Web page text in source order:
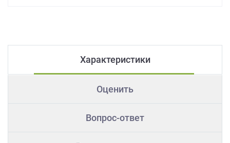
Характеристики
Оценить
Вопрос-ответ